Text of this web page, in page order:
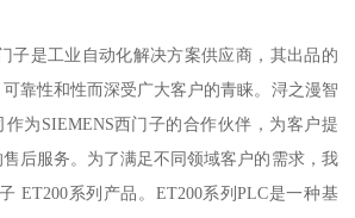
工业自动化解决方案供应商，其出品的
靠性和性而深受广大客户的青睐。浔之漫智
为SIEMENS西门子的合作伙伴，为客户提
后服务。为了满足不同领域客户的需求，我
ET200系列产品。ET200系列PLC是一种基